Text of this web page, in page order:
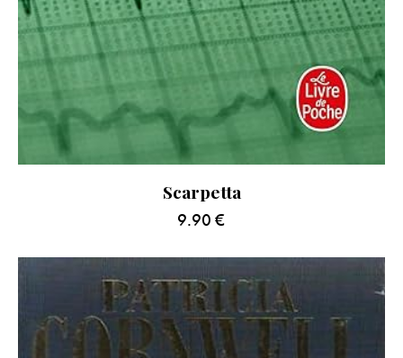
Scarpetta
9.90 €